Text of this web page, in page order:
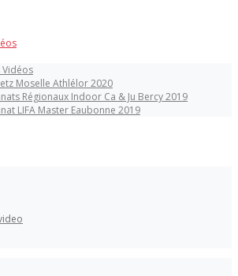
Vidéos
Moselle Athlélor 2020
Régionaux Indoor Ca & Ju Bercy 2019
LIFA Master Eaubonne 2019